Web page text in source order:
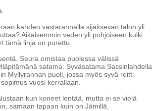
kahden vastarannalla sijaitsevan talon yli.
Aikaisemmin veden yli pohjoiseen kulki
tämä linja on purettu.
Seura omistaa puolessa välissä
satama. Syväsatama Sassinlahdella
Myllyrannan puoli, jossa myös syvä reitti.
vuosi kerrallaan.
kun koneet lentää, mutta ei se vielä
samaan tapaan kuin on Jämillä.